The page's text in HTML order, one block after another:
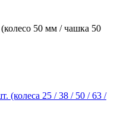
50 мм / чашка 50